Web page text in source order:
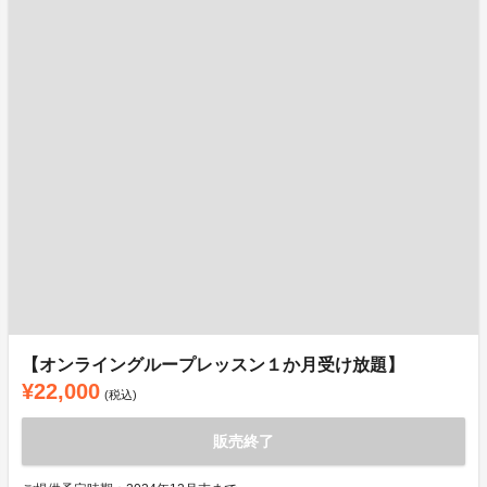
【オンライングループレッスン１か月受け放題】
¥22,000 (税込)
販売終了